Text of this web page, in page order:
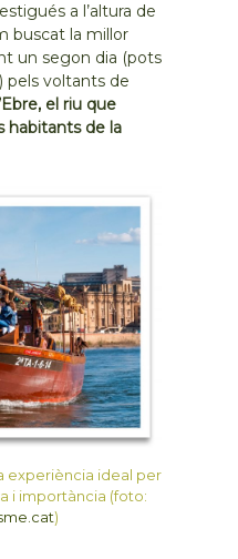
a l’altura de
buscat la millor
un segon dia (pots
pels voltants de
el riu que
habitants de la
experiència ideal per
i importància (foto:
)